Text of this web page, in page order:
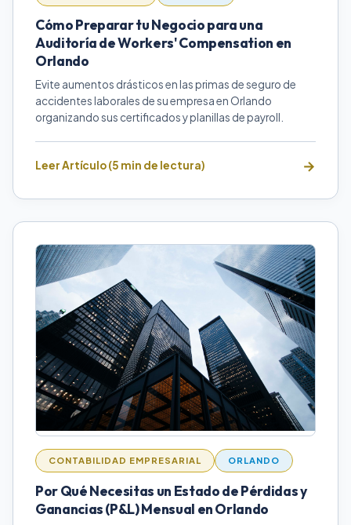
Cómo Preparar tu Negocio para una
Auditoría de Workers' Compensation en
Orlando
Evite aumentos drásticos en las primas de seguro de
accidentes laborales de su empresa en Orlando
organizando sus certificados y planillas de payroll.
Leer Artículo (5 min de lectura)
CONTABILIDAD EMPRESARIAL ORLANDO
Por Qué Necesitas un Estado de Pérdidas y
Ganancias (P&L) Mensual en Orlando